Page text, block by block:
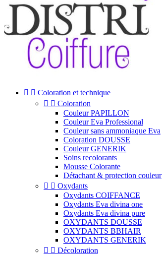
  Coloration et technique
  Coloration
Couleur PAPILLON
Couleur Eva Professional
Couleur sans ammoniaque Eva
Coloration DOUSSE
Couleur GENERIK
Soins recolorants
Mousse Colorante
Détachant & protection couleur
  Oxydants
Oxydants COIFFANCE
Oxydants Eva divina one
Oxydants Eva divina pure
OXYDANTS DOUSSE
OXYDANTS BBHAIR
OXYDANTS GENERIK
  Décoloration